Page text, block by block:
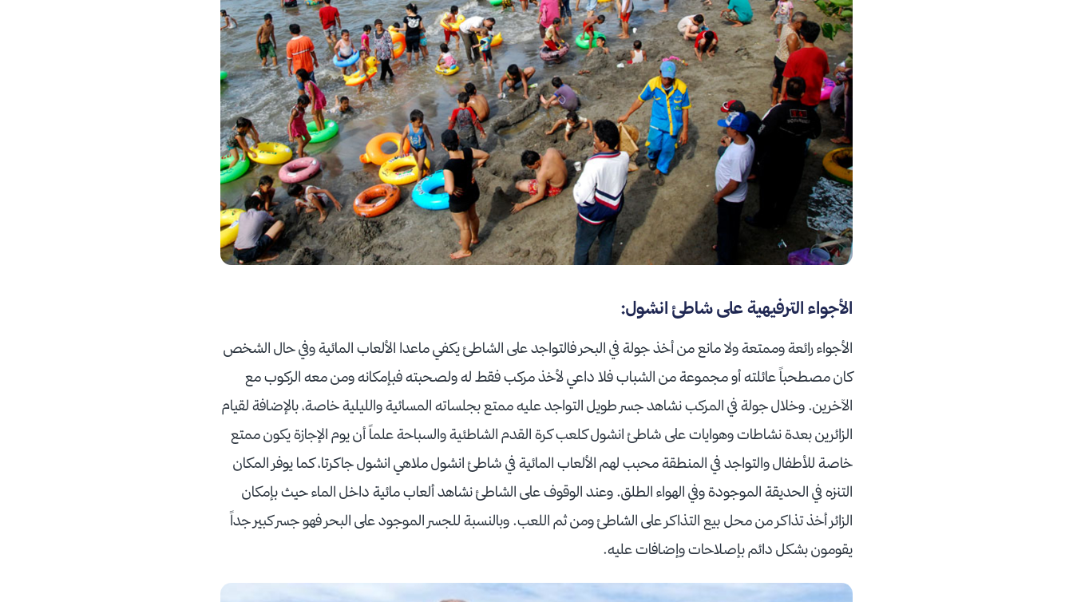
الأجواء الترفيهية على شاطئ انشول:
الأجواء رائعة وممتعة ولا مانع من أخذ جولة في البحر فالتواجد على الشاطئ يكفي ماعدا الألعاب المائية وفي حال الشخص
كان مصطحباً عائلته أو مجموعة من الشباب فلا داعي لأخذ مركب فقط له ولصحبته فبإمكانه ومن معه الركوب مع
الآخرين. وخلال جولة في المركب نشاهد جسر طويل التواجد عليه ممتع بجلساته المسائية والليلية خاصة، بالإضافة لقيام
الزائرين بعدة نشاطات وهوايات على شاطئ انشول كلعب كرة القدم الشاطئية والسباحة علماً أن يوم الإجازة يكون ممتع
خاصة للأطفال والتواجد في المنطقة محبب لهم الألعاب المائية في شاطئ انشول ملاهي انشول جاكرتا، كما يوفر المكان
التنزه في الحديقة الموجودة وفي الهواء الطلق. وعند الوقوف على الشاطئ نشاهد ألعاب مائية داخل الماء حيث بإمكان
الزائر أخذ تذاكر من محل بيع التذاكر على الشاطئ ومن ثم اللعب. وبالنسبة للجسر الموجود على البحر فهو جسر كبير جداً
يقومون بشكل دائم بإصلاحات وإضافات عليه.